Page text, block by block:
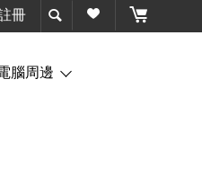
冊
腦周邊